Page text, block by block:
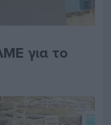
για το